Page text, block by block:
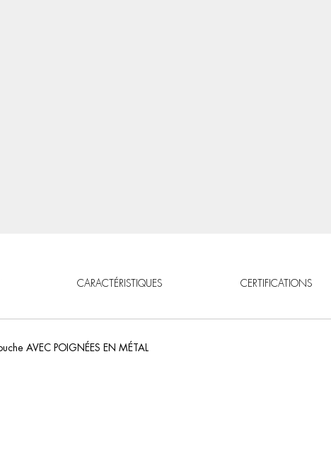
CARACTÉRISTIQUES CERTIFICATIONS
AVEC POIGNÉES EN MÉTAL